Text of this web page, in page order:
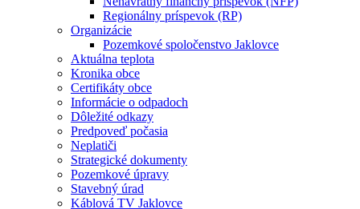
Regionálny príspevok (RP)
Organizácie
Pozemkové spoločenstvo Jaklovce
Aktuálna teplota
Kronika obce
Certifikáty obce
Informácie o odpadoch
Dôležité odkazy
Predpoveď počasia
Neplatiči
Strategické dokumenty
Pozemkové úpravy
Stavebný úrad
Káblová TV Jaklovce